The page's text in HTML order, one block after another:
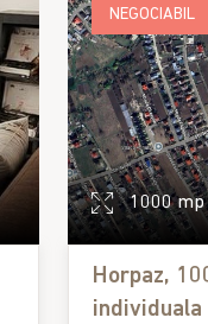
NEGOCIABIL
1000 mp
Horpaz,
individuala